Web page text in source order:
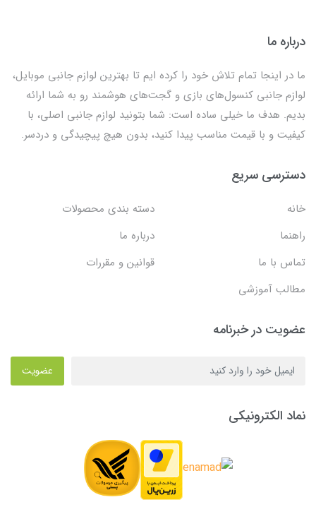
درباره ما
ما در اینجا تمام تلاش خود را کرده ایم تا بهترین لوازم جانبی موبایل،
لوازم جانبی کنسول‌های بازی و گجت‌های هوشمند رو به شما ارائه
بدیم. هدف ما خیلی ساده است: شما بتونید لوازم جانبی اصلی، با
کیفیت و با قیمت مناسب پیدا کنید، بدون هیچ پیچیدگی و دردسر.
دسترسی سریع
خانه
دسته بندی محصولات
راهنما
درباره ما
تماس با ما
قوانین و مقررات
مطالب آموزشی
عضویت در خبرنامه
عضویت
نماد الکترونیکی